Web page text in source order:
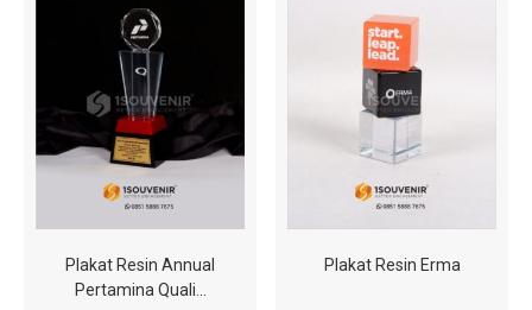
Plakat Resin Annual
Pertamina Quali…
Plakat Resin Erma